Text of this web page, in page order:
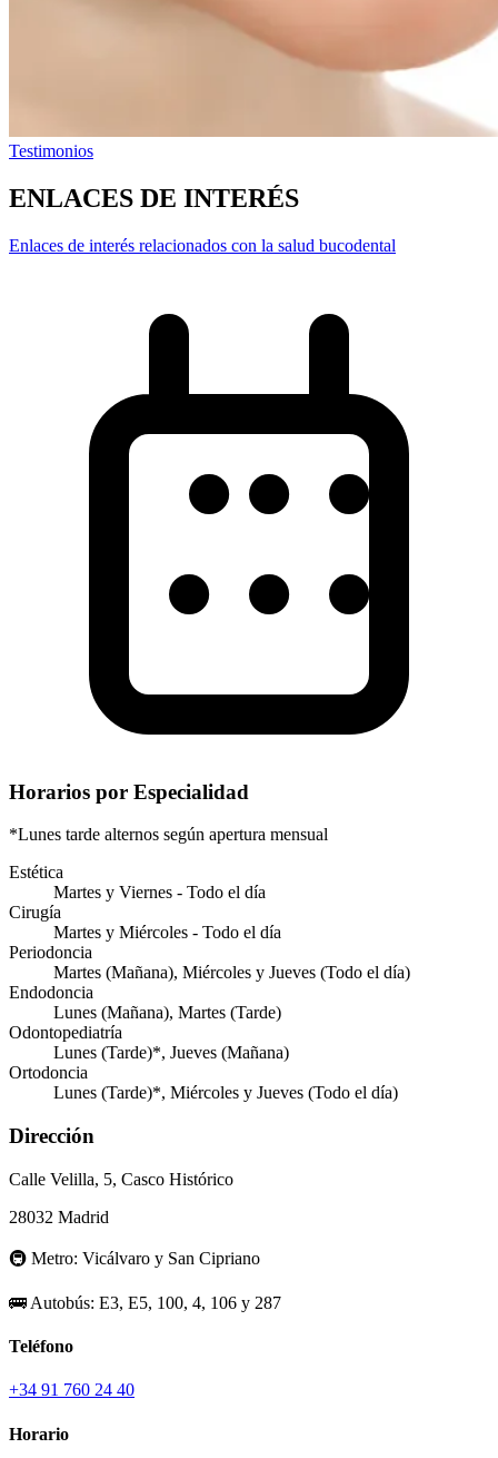
Testimonios
ENLACES DE INTERÉS
Enlaces de interés relacionados con la salud bucodental
Horarios por Especialidad
*Lunes tarde alternos según apertura mensual
Estética
Martes y Viernes - Todo el día
Cirugía
Martes y Miércoles - Todo el día
Periodoncia
Martes (Mañana), Miércoles y Jueves (Todo el día)
Endodoncia
Lunes (Mañana), Martes (Tarde)
Odontopediatría
Lunes (Tarde)*, Jueves (Mañana)
Ortodoncia
Lunes (Tarde)*, Miércoles y Jueves (Todo el día)
Dirección
Calle Velilla, 5, Casco Histórico
28032 Madrid
🚇 Metro: Vicálvaro y San Cipriano
🚌 Autobús: E3, E5, 100, 4, 106 y 287
Teléfono
+34 91 760 24 40
Horario